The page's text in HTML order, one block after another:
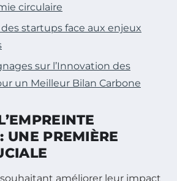
circulaire
startups face aux enjeux
sur l’Innovation des
un Meilleur Bilan Carbone
UNE PREMIÈRE
améliorer leur impact